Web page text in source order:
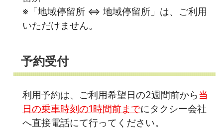
※「地域停留所 ⇔ 地域停留所」は、ご利用
いただけません。
予約受付
利用予約は、ご利用希望日の2週間前から当
日の乗車時刻の1時間前までにタクシー会社
へ直接電話にて行ってください。